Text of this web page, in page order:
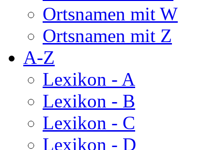
Ortsnamen mit W
Ortsnamen mit Z
A-Z
Lexikon - A
Lexikon - B
Lexikon - C
Lexikon - D